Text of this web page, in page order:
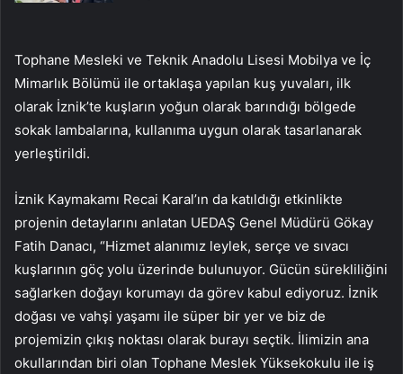
Tophane Mesleki ve Teknik Anadolu Lisesi Mobilya ve İç
Mimarlık Bölümü ile ortaklaşa yapılan kuş yuvaları, ilk
olarak İznik’te kuşların yoğun olarak barındığı bölgede
sokak lambalarına, kullanıma uygun olarak tasarlanarak
yerleştirildi.
İznik Kaymakamı Recai Karal’ın da katıldığı etkinlikte
projenin detaylarını anlatan UEDAŞ Genel Müdürü Gökay
Fatih Danacı, “Hizmet alanımız leylek, serçe ve sıvacı
kuşlarının göç yolu üzerinde bulunuyor. Gücün sürekliliğini
sağlarken doğayı korumayı da görev kabul ediyoruz. İznik
doğası ve vahşi yaşamı ile süper bir yer ve biz de
projemizin çıkış noktası olarak burayı seçtik. İlimizin ana
okullarından biri olan Tophane Meslek Yüksekokulu ile iş